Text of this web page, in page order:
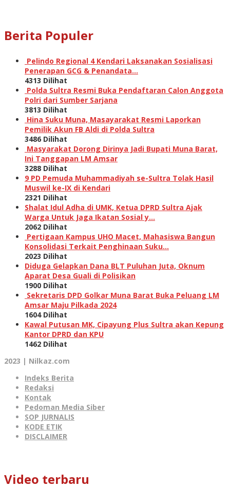
Berita Populer
Pelindo Regional 4 Kendari Laksanakan Sosialisasi
Penerapan GCG & Penandata…
4313 Dilihat
Polda Sultra Resmi Buka Pendaftaran Calon Anggota
Polri dari Sumber Sarjana
3813 Dilihat
Hina Suku Muna, Masayarakat Resmi Laporkan
Pemilik Akun FB Aldi di Polda Sultra
3486 Dilihat
Masyarakat Dorong Dirinya Jadi Bupati Muna Barat,
Ini Tanggapan LM Amsar
3288 Dilihat
9 PD Pemuda Muhammadiyah se-Sultra Tolak Hasil
Muswil ke-IX di Kendari
2321 Dilihat
Shalat Idul Adha di UMK, Ketua DPRD Sultra Ajak
Warga Untuk Jaga Ikatan Sosial y…
2062 Dilihat
Pertigaan Kampus UHO Macet, Mahasiswa Bangun
Konsolidasi Terkait Penghinaan Suku…
2023 Dilihat
Diduga Gelapkan Dana BLT Puluhan Juta, Oknum
Aparat Desa Guali di Polisikan
1900 Dilihat
Sekretaris DPD Golkar Muna Barat Buka Peluang LM
Amsar Maju Pilkada 2024
1604 Dilihat
Kawal Putusan MK, Cipayung Plus Sultra akan Kepung
Kantor DPRD dan KPU
1462 Dilihat
2023 | Nilkaz.com
Indeks Berita
Redaksi
Kontak
Pedoman Media Siber
SOP JURNALIS
KODE ETIK
DISCLAIMER
Video terbaru